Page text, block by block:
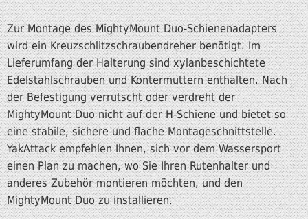
Zur Montage des MightyMount Duo-Schienenadapters
wird ein Kreuzschlitzschraubendreher benötigt. Im
Lieferumfang der Halterung sind xylanbeschichtete
Edelstahlschrauben und Kontermuttern enthalten. Nach
der Befestigung verrutscht oder verdreht der
MightyMount Duo nicht auf der H-Schiene und bietet so
eine stabile, sichere und flache Montageschnittstelle.
YakAttack empfehlen Ihnen, sich vor dem Wassersport
einen Plan zu machen, wo Sie Ihren Rutenhalter und
anderes Zubehör montieren möchten, und den
MightyMount Duo zu installieren.